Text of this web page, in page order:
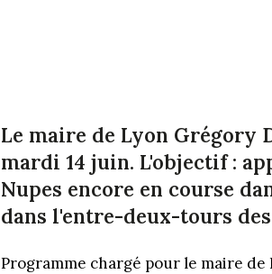
Le maire de Lyon Grégory
mardi 14 juin. L'objectif :
Nupes encore en course
dans l'entre-deux-tours
Programme chargé pour le maire